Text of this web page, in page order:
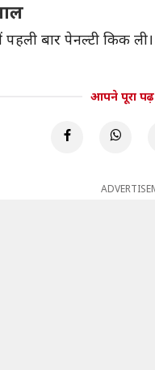
पहली बार पेनल्टी
आपने पूरा पढ़